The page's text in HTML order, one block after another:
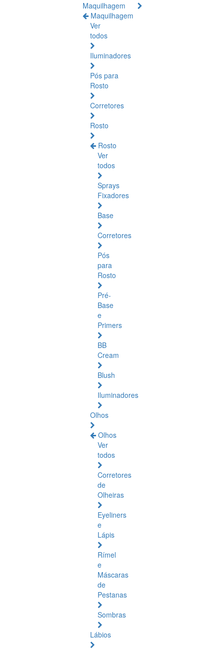
Maquilhagem
Maquilhagem
Ver
todos
Iluminadores
Pós para
Rosto
Corretores
Rosto
Rosto
Ver
todos
Sprays
Fixadores
Base
Corretores
Pós
para
Rosto
Pré-
Base
e
Primers
BB
Cream
Blush
Iluminadores
Olhos
Olhos
Ver
todos
Corretores
de
Olheiras
Eyeliners
e
Lápis
Rímel
e
Máscaras
de
Pestanas
Sombras
Lábios